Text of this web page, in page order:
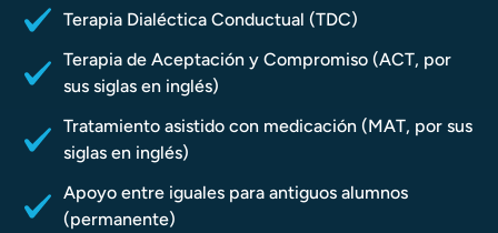
Terapia Dialéctica Conductual (TDC)
Terapia de Aceptación y Compromiso (ACT, por
sus siglas en inglés)
Tratamiento asistido con medicación (MAT, por sus
siglas en inglés)
Apoyo entre iguales para antiguos alumnos
(permanente)